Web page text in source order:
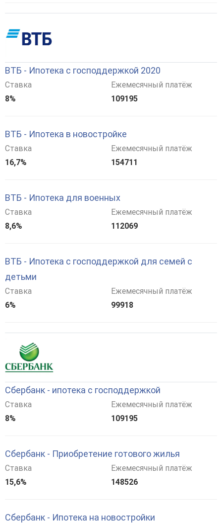
ВТБ - Ипотека с господдержкой 2020
Ставка
8%
Ежемесячный платёж
109195
ВТБ - Ипотека в новостройке
Ставка
16,7%
Ежемесячный платёж
154711
ВТБ - Ипотека для военных
Ставка
8,6%
Ежемесячный платёж
112069
ВТБ - Ипотека с господдержкой для семей с
детьми
Ставка
6%
Ежемесячный платёж
99918
Сбербанк - ипотека с господдержкой
Ставка
8%
Ежемесячный платёж
109195
Сбербанк - Приобретение готового жилья
Ставка
15,6%
Ежемесячный платёж
148526
Сбербанк - Ипотека на новостройки